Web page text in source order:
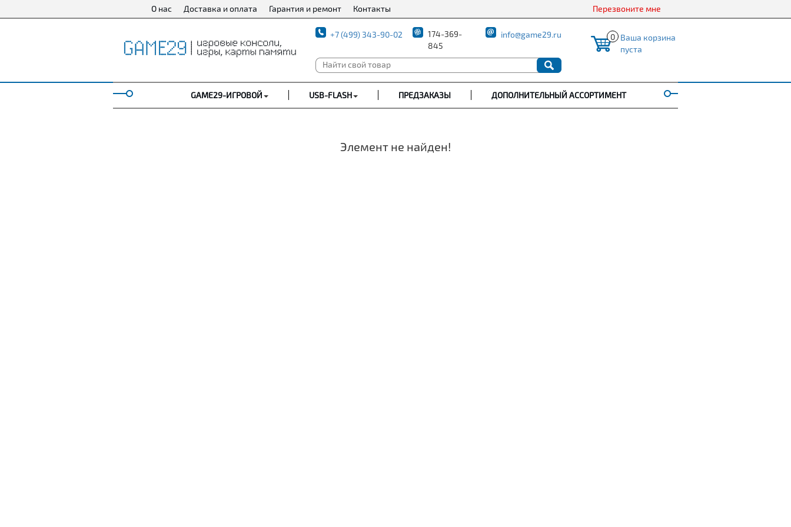
О нас Доставка и оплата Гарантия и ремонт Контакты Перезвоните мне
+7 (499) 343-90-02
174-369-
845
info@game29.ru 0 Ваша корзина
пуста
GAME29-ИГРОВОЙ USB-FLASH ПРЕДЗАКАЗЫ ДОПОЛНИТЕЛЬНЫЙ АССОРТИМЕНТ
Элемент не найден!